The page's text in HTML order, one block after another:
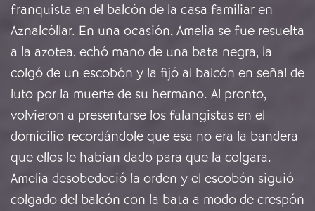
franquista en el balcón de la casa familiar en
Aznalcóllar. En una ocasión, Amelia se fue resuelta
a la azotea, echó mano de una bata negra, la
colgó de un escobón y la fijó al balcón en señal de
luto por la muerte de su hermano. Al pronto,
volvieron a presentarse los falangistas en el
domicilio recordándole que esa no era la bandera
que ellos le habían dado para que la colgara.
Amelia desobedeció la orden y el escobón siguió
colgado del balcón con la bata a modo de crespón